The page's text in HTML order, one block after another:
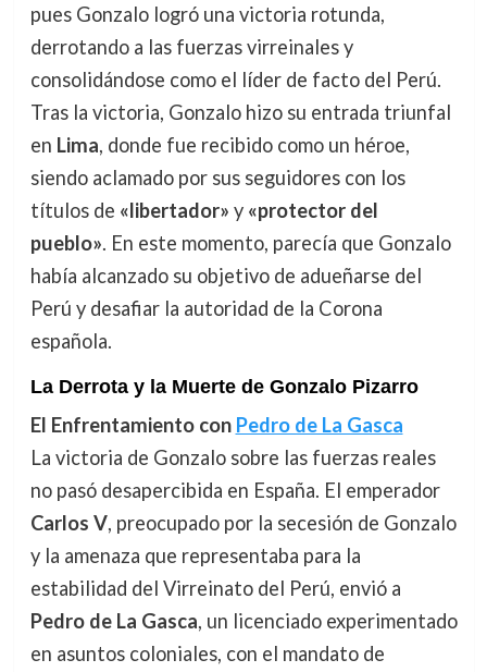
pues Gonzalo logró una victoria rotunda,
derrotando a las fuerzas virreinales y
consolidándose como el líder de facto del Perú.
Tras la victoria, Gonzalo hizo su entrada triunfal
en Lima, donde fue recibido como un héroe,
siendo aclamado por sus seguidores con los
títulos de «libertador» y «protector del
pueblo». En este momento, parecía que Gonzalo
había alcanzado su objetivo de adueñarse del
Perú y desafiar la autoridad de la Corona
española.
La Derrota y la Muerte de Gonzalo Pizarro
El Enfrentamiento con Pedro de La Gasca
La victoria de Gonzalo sobre las fuerzas reales
no pasó desapercibida en España. El emperador
Carlos V, preocupado por la secesión de Gonzalo
y la amenaza que representaba para la
estabilidad del Virreinato del Perú, envió a
Pedro de La Gasca, un licenciado experimentado
en asuntos coloniales, con el mandato de